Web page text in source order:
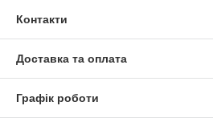
Контакти
Доставка та оплата
Графік роботи